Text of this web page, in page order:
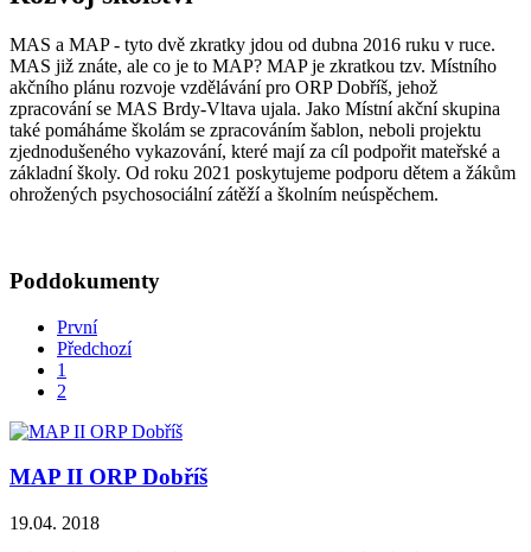
MAS a MAP - tyto dvě zkratky jdou od dubna 2016 ruku v ruce.
MAS již znáte, ale co je to MAP? MAP je zkratkou tzv. Místního
akčního plánu rozvoje vzdělávání pro ORP Dobříš, jehož
zpracování se MAS Brdy-Vltava ujala. Jako Místní akční skupina
také pomáháme školám se zpracováním šablon, neboli projektu
zjednodušeného vykazování, které mají za cíl podpořit mateřské a
základní školy. Od roku 2021 poskytujeme podporu dětem a žákům
ohrožených psychosociální zátěží a školním neúspěchem.
Poddokumenty
První
Předchozí
1
2
MAP II ORP Dobříš
19.04. 2018